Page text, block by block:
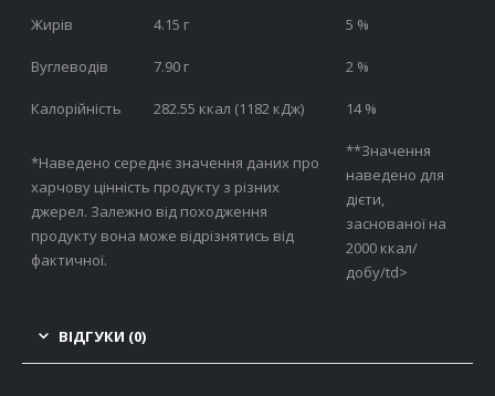
Жирів 4.15 г 5 %
Вуглеводів 7.90 г 2 %
Калорійність 282.55 ккал (1182 кДж) 14 %
*Наведено середнє значення даних про
харчову цінність продукту з різних
джерел. Залежно від походження
продукту вона може відрізнятись від
фактичної.
**Значення
наведено для
дієти,
заснованої на
2000 ккал/
добу/td>
ВІДГУКИ (0)